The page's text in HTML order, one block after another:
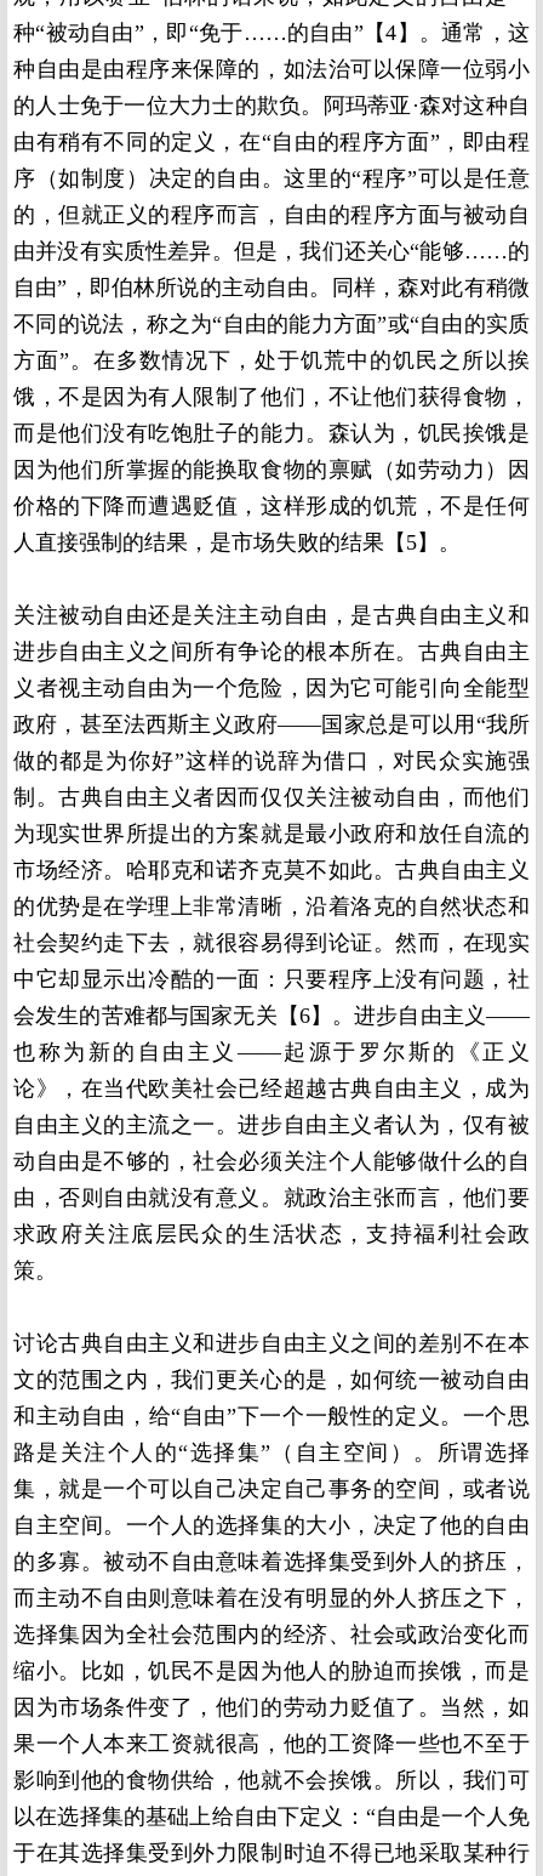
种“被动自由”，即“免于……的自由”【4】 。通常，这
种自由是由程序来保障的，如法治可以保障一位弱小
的人士免于一位大力士的欺负。阿玛蒂亚·森对这种自
由有稍有不同的定义，在“自由的程序方面”，即由程
序（如制度）决定的自由。这里的“程序”可以是任意
的，但就正义的程序而言，自由的程序方面与被动自
由并没有实质性差异。但是，我们还关心“能够……的
自由”，即伯林所说的主动自由。同样，森对此有稍微
不同的说法，称之为“自由的能力方面”或“自由的实质
方面”。在多数情况下，处于饥荒中的饥民之所以挨
饿，不是因为有人限制了他们，不让他们获得食物，
而是他们没有吃饱肚子的能力。森认为，饥民挨饿是
因为他们所掌握的能换取食物的禀赋（如劳动力）因
价格的下降而遭遇贬值，这样形成的饥荒，不是任何
人直接强制的结果，是市场失败的结果【 5】 。
关注被动自由还是关注主动自由，是古典自由主义和
进步自由主义之间所有争论的根本所在。古典自由主
义者视主动自由为一个危险，因为它可能引向全能型
政府，甚至法西斯主义政府——国家总是可以用“我所
做的都是为你好”这样的说辞为借口，对民众实施强
制。古典自由主义者因而仅仅关注被动自由，而他们
为现实世界所提出的方案就是最小政府和放任自流的
市场经济。哈耶克和诺齐克莫不如此。古典自由主义
的优势是在学理上非常清晰，沿着洛克的自然状态和
社会契约走下去，就很容易得到论证。然而，在现实
中它却显示出冷酷的一面：只要程序上没有问题，社
会发生的苦难都与国家无关【6】 。进步自由主义——
也称为新的自由主义——起源于罗尔斯的《正义
论》，在当代欧美社会已经超越古典自由主义，成为
自由主义的主流之一。进步自由主义者认为，仅有被
动自由是不够的，社会必须关注个人能够做什么的自
由，否则自由就没有意义。就政治主张而言，他们要
求政府关注底层民众的生活状态，支持福利社会政
策。
讨论古典自由主义和进步自由主义之间的差别不在本
文的范围之内，我们更关心的是，如何统一被动自由
和主动自由，给“自由”下一个一般性的定义。一个思
路是关注个人的“选择集”（自主空间）。所谓选择
集，就是一个可以自己决定自己事务的空间，或者说
自主空间。一个人的选择集的大小，决定了他的自由
的多寡。被动不自由意味着选择集受到外人的挤压，
而主动不自由则意味着在没有明显的外人挤压之下，
选择集因为全社会范围内的经济、社会或政治变化而
缩小。比如，饥民不是因为他人的胁迫而挨饿，而是
因为市场条件变了，他们的劳动力贬值了。当然，如
果一个人本来工资就很高，他的工资降一些也不至于
影响到他的食物供给，他就不会挨饿。所以，我们可
以在选择集的基础上给自由下定义：“自由是一个人免
于在其选择集受到外力限制时迫不得已地采取某种行